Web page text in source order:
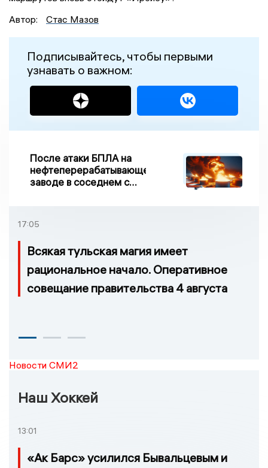
Автор:
Стас Мазов
Подписывайтесь, чтобы первыми
узнавать о важном:
После атаки БПЛА на
нефтеперерабатывающем
заводе в соседнем с
возгорание
17:05
Всякая тульская магия имеет
рациональное начало. Оперативное
совещание правительства 4 августа
Новости СМИ2
Наш Хоккей
13:01
«Ак Барс» усилился Бывальцевым и